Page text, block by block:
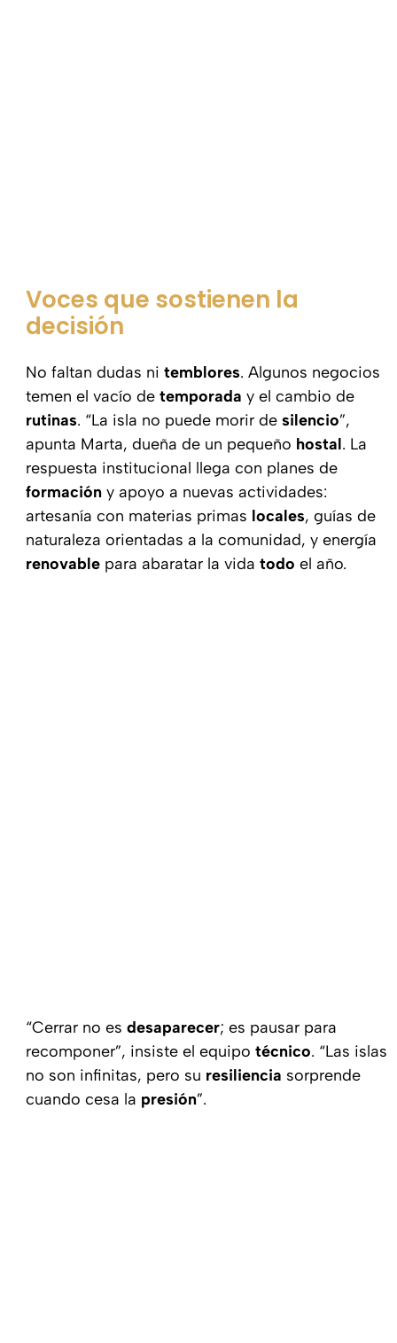
Voces que sostienen la
decisión
No faltan dudas ni temblores. Algunos negocios
temen el vacío de temporada y el cambio de
rutinas. “La isla no puede morir de silencio”,
apunta Marta, dueña de un pequeño hostal. La
respuesta institucional llega con planes de
formación y apoyo a nuevas actividades:
artesanía con materias primas locales, guías de
naturaleza orientadas a la comunidad, y energía
renovable para abaratar la vida todo el año.
“Cerrar no es desaparecer; es pausar para
recomponer”, insiste el equipo técnico. “Las islas
no son infinitas, pero su resiliencia sorprende
cuando cesa la presión”.